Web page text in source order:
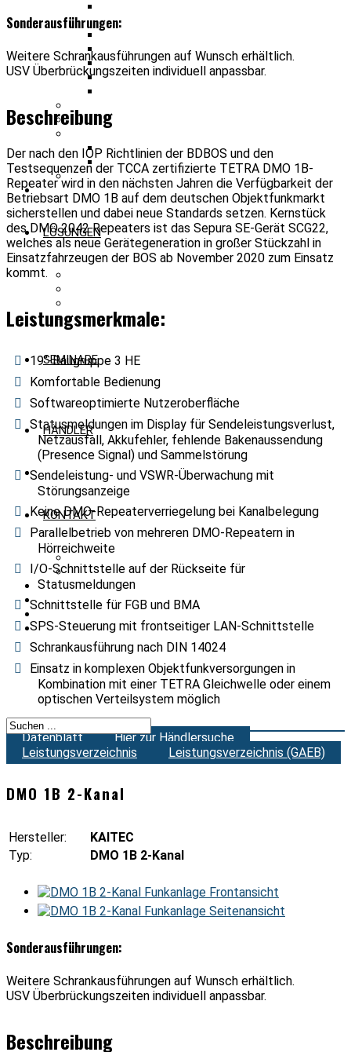
2042
ATTCU
LCU
BIC 2042 (TETRA TMOa + PMR)
DMO 2042 1A/1B
MESS- UND PRÜFGERÄTE
IVS
IRS
BRANDSCHUTZSCHRÄNKE
LÖSUNGEN
S-BIC Werkfeuerwehr
SEMINARE
HÄNDLER
KONTAKT
JOBANGEBOTE
ÜBER UNS
Sonderausführungen:
Weitere Schrankausführungen auf Wunsch erhältlich.
USV Überbrückungszeiten individuell anpassbar.
Beschreibung
Der nach den IOP Richtlinien der BDBOS und den
Testsequenzen der TCCA zertifizierte TETRA DMO 1B-
Repeater wird in den nächsten Jahren die Verfügbarkeit der
Betriebsart DMO 1B auf dem deutschen Objektfunkmarkt
sicherstellen und dabei neue Standards setzen. Kernstück
des DMO 2042 Repeaters ist das Sepura SE-Gerät SCG22,
welches als neue Gerätegeneration in großer Stückzahl in
Einsatzfahrzeugen der BOS ab November 2020 zum Einsatz
kommt.
Leistungsmerkmale:
19“-Baugruppe 3 HE
Komfortable Bedienung
Softwareoptimierte Nutzeroberfläche
Statusmeldungen im Display für Sendeleistungsverlust,
Netzausfall, Akkufehler, fehlende Bakenaussendung
(Presence Signal) und Sammelstörung
Sendeleistung- und VSWR-Überwachung mit
Störungsanzeige
Keine DMO-Repeaterverriegelung bei Kanalbelegung
Parallelbetrieb von mehreren DMO-Repeatern in
Hörreichweite
I/O-Schnittstelle auf der Rückseite für
Statusmeldungen
Schnittstelle für FGB und BMA
SPS-Steuerung mit frontseitiger LAN-Schnittstelle
Schrankausführung nach DIN 14024
Einsatz in komplexen Objektfunkversorgungen in
Kombination mit einer TETRA Gleichwelle oder einem
optischen Verteilsystem möglich
Datenblatt
Hier zur Händlersuche
Leistungsverzeichnis
Leistungsverzeichnis (GAEB)
DMO 1B 2-Kanal
Hersteller:
KAITEC
Typ:
DMO 1B 2-Kanal
Sonderausführungen:
Weitere Schrankausführungen auf Wunsch erhältlich.
USV Überbrückungszeiten individuell anpassbar.
Beschreibung